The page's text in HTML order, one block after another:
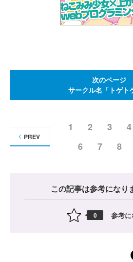
次のページ
サークル名「トゲト
1 2 3 4
6
7 8
PREV
この記事は参考になり
0 参考